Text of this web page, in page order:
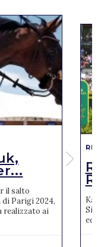
il salto
Parigi 2024,
realizzato ai